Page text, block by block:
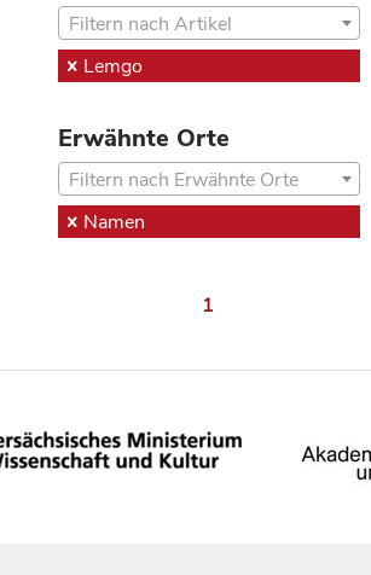
Filtern nach Artikel
Lemgo
Erwähnte Orte
Filtern nach Erwähnte Orte
Namen
1